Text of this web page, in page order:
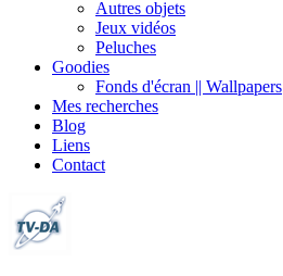
Autres objets
Jeux vidéos
Peluches
Goodies
Fonds d'écran || Wallpapers
Mes recherches
Blog
Liens
Contact